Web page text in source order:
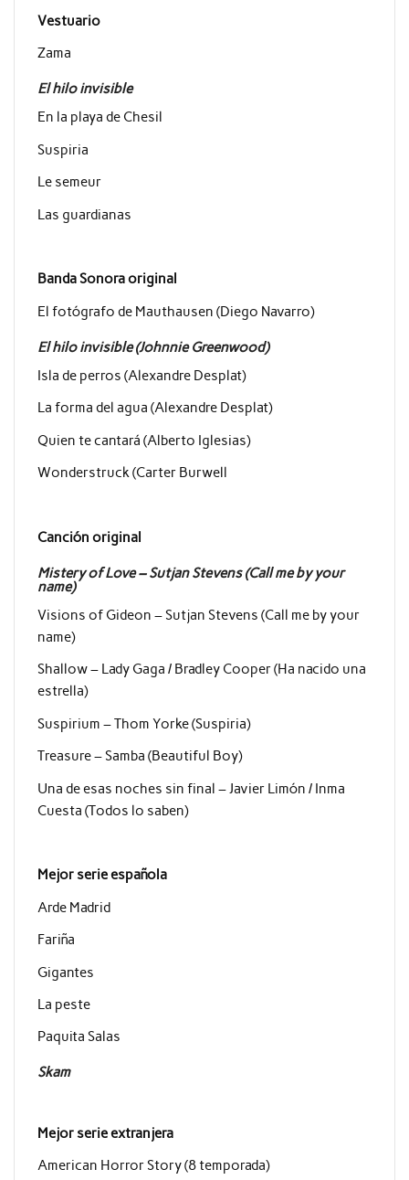
Vestuario
Zama
El hilo invisible
En la playa de Chesil
Suspiria
Le semeur
Las guardianas
Banda Sonora original
El fotógrafo de Mauthausen (Diego Navarro)
El hilo invisible (Johnnie Greenwood)
Isla de perros (Alexandre Desplat)
La forma del agua (Alexandre Desplat)
Quien te cantará (Alberto Iglesias)
Wonderstruck (Carter Burwell
Canción original
Mistery of Love – Sutjan Stevens (Call me by your
name)
Visions of Gideon – Sutjan Stevens (Call me by your
name)
Shallow – Lady Gaga / Bradley Cooper (Ha nacido una
estrella)
Suspirium – Thom Yorke (Suspiria)
Treasure – Samba (Beautiful Boy)
Una de esas noches sin final – Javier Limón / Inma
Cuesta (Todos lo saben)
Mejor serie española
Arde Madrid
Fariña
Gigantes
La peste
Paquita Salas
Skam
Mejor serie extranjera
American Horror Story (8 temporada)